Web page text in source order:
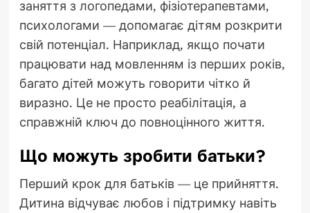
заняття з логопедами, фізіотерапевтами,
психологами — допомагає дітям розкрити
свій потенціал. Наприклад, якщо почати
працювати над мовленням із перших років,
багато дітей можуть говорити чітко й
виразно. Це не просто реабілітація, а
справжній ключ до повноцінного життя.
Що можуть зробити батьки?
Перший крок для батьків — це прийняття.
Дитина відчуває любов і підтримку навіть